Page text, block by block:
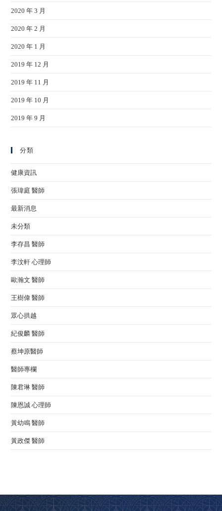
2020 年 3 月
2020 年 2 月
2020 年 1 月
2019 年 12 月
2019 年 11 月
2019 年 10 月
2019 年 9 月
分類
健康資訊
張瑋庭 醫師
最新消息
未分類
李存昌 醫師
李汶軒 心理師
歐瀚文 醫師
王樹偉 醫師
眾心拱越
紀俊麟 醫師
蔡坤原醫師
醫師專欄
陳君琳 醫師
陳恩誠 心理師
黃幼鳴 醫師
黃政傑 醫師